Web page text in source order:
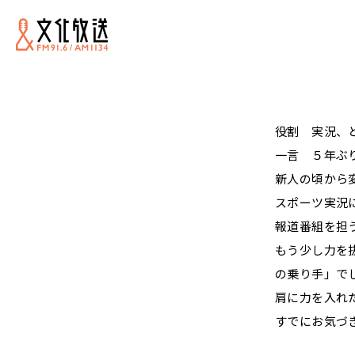
役割 実況、
一言 ５年ぶ
新人の頃から
スポーツ実況
報道番組を担
もう少し力を
の乗り手」で
肩に力を入れ
すでにお気づ